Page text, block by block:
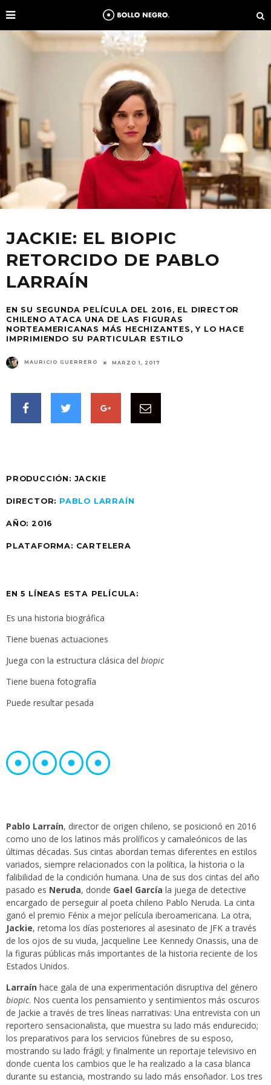
JACKIE: EL BIOPIC
RETORCIDO DE PABLO
LARRAÍN
EN SU SEGUNDA PELÍCULA DEL 2016, EL DIRECTOR
CHILENO ATACA UNA DE LAS FIGURAS
NORTEAMERICANAS MÁS HECHIZANTES, Y LO HACE
IMPRIMIENDO SU PARTICULAR ESTILO
MAURICIO GUERRERO MARZO 1, 2017
PRODUCCIÓN: JACKIE
DIRECTOR: PABLO LARRAÍN
AÑO: 2016
PLATAFORMA: CARTELERA
EN 5 LÍNEAS ESTA PELÍCULA:
Es una historia biográfica
Tiene buenas actuaciones
Juega con la estructura clásica del biopic
Tiene buena fotografía
Puede resultar pesada
Pablo Larraín, director de origen chileno, se posicionó en 2016
como uno de los latinos más prolíficos y camaleónicos de las
últimas décadas. Sus cintas abordan temas diferentes en estilos
variados, siempre relacionados con la política, la historia o la
falibilidad de la condición humana. Una de sus dos cintas del año
pasado es Neruda, donde Gael García la juega de detective
encargado de perseguir al poeta chileno Pablo Neruda. La cinta
ganó el premio Fénix a mejor película iberoamericana. La otra,
Jackie, retoma los días posteriores al asesinato de JFK a través
de los ojos de su viuda, Jacqueline Lee Kennedy Onassis, una de
la figuras públicas más importantes de la historia reciente de los
Estados Unidos.
Larraín hace gala de una experimentación disruptiva del género
biopic. Nos cuenta los pensamiento y sentimientos más oscuros
de Jackie a través de tres líneas narrativas: Una entrevista con un
reportero sensacionalista, que muestra su lado más endurecido;
los preparativos para los servicios fúnebres de su esposo,
mostrando su lado frágil; y finalmente un reportaje televisivo en
donde cuenta los cambios que le ha realizado a la casa blanca
durante su estancia, mostrando su lado más ensoñador. Los tres